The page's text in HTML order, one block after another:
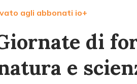
agli abbonati io+
di
e